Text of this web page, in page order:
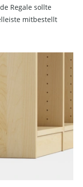
Regale sollte
mitbestellt